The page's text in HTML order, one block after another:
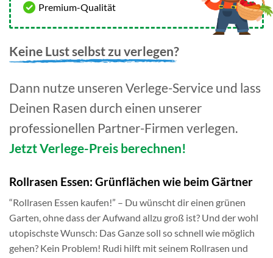
Premium-Qualität
Keine Lust selbst zu verlegen?
Dann nutze unseren Verlege-Service und lass
Deinen Rasen durch einen unserer
professionellen Partner-Firmen verlegen.
Jetzt Verlege-Preis berechnen!
Rollrasen Essen: Grünflächen wie beim Gärtner
“Rollrasen Essen kaufen!” – Du wünscht dir einen grünen
Garten, ohne dass der Aufwand allzu groß ist? Und der wohl
utopischste Wunsch: Das Ganze soll so schnell wie möglich
gehen? Kein Problem! Rudi hilft mit seinem Rollrasen und